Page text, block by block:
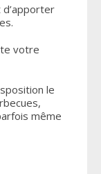
d’apporter
votre
le
même